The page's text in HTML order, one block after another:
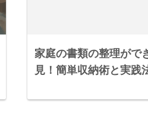
家庭の書類の整理がで
見！簡単収納術と実践